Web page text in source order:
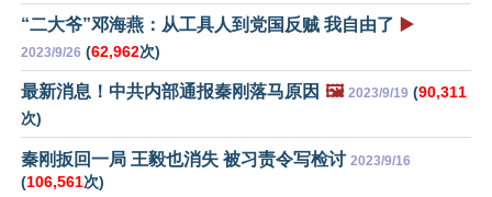
“二大爷”邓海燕：从工具人到党国反贼 我自由了 ▶️
2023/9/26 (62,962次)
最新消息！中共内部通报秦刚落马原因 🖼️ 2023/9/19 (90,311
次)
秦刚扳回一局 王毅也消失 被习责令写检讨 2023/9/16
(106,561次)